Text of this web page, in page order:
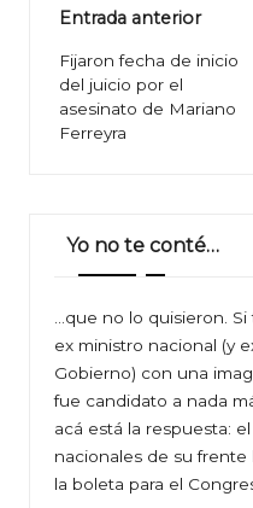
Navegación
de
entradas
Entrada anterior
Fijaron fecha de inicio
del juicio por el
asesinato de Mariano
Ferreyra
Yo no te conté…
…que no lo quisieron.
ex ministro nacional (y
Gobierno) con una
fue candidato a nada
acá está la respuesta:
nacionales de su
la boleta para el